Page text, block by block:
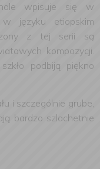
wpisuje się w
języku etiopskim
z tej serii są
kompozycji.
podbiją piękno
i szczególnie grube,
bardzo szlachetnie